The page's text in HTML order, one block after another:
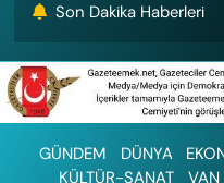
Son Dakika Haberleri
GÜNDEM DÜNYA
KÜLTÜR-SANAT
VAN